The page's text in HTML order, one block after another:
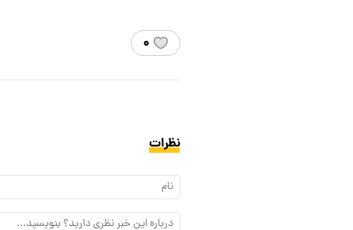
۰
نظرات